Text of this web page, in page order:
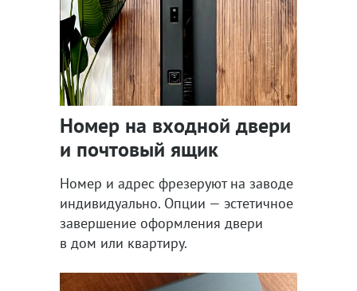
Номер на входной двери
и почтовый ящик
Номер и адрес фрезеруют на заводе
индивидуально. Опции — эстетичное
завершение оформления двери
в дом или квартиру.